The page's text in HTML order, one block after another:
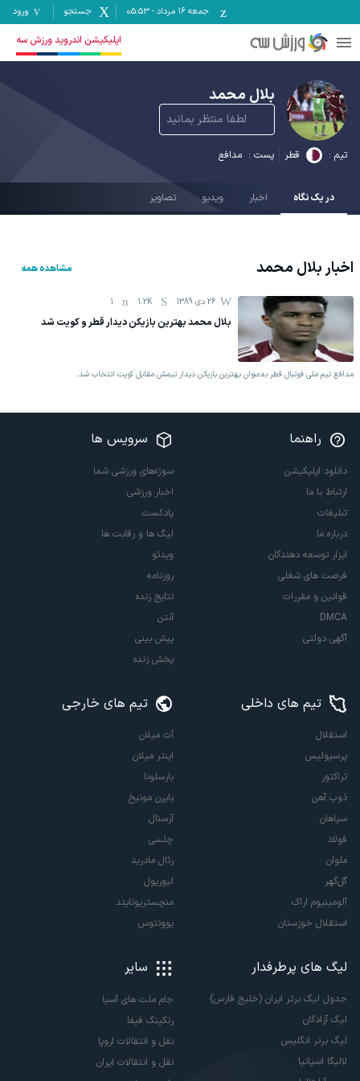
جمعه ۱۶ مرداد -
05:53 جستجو ورود
اپلیکیشن اندروید ورزش سه
بلال محمد
لطفا منتظر بمانید
تیم : قطر پست : مدافع
در یک نگاه اخبار ویدیو تصاویر
اخباربلال محمد مشاهده همه
26 دی 1389 1.2K
1
بلال محمد بهترین بازیكن دیدار قطر و كویت شد
مدافع تیم ملی فوتبال قطر به‌عنوان بهترین بازیکن دیدار تیمش مقابل کویت انتخاب شد.
راهنما
دانلود اپلیکیشن
ارتباط با ما
تبلیغات
درباره ما
ابزار توسعه دهندگان
فرصت های شغلی
قوانین و مقررات
DMCA
آگهی دولتی
سرویس ها
سوژه‌های ورزشی شما
اخبار ورزشی
پادکست
لیگ ها و رقابت ها
ویدئو
روزنامه
نتایج زنده
آنتن
پیش بینی
پخش زنده
تیم های داخلی
استقلال
پرسپولیس
تراکتور
ذوب آهن
سپاهان
فولاد
ملوان
گل‌گهر
آلومینیوم اراک
استقلال خوزستان
تیم های خارجی
آث میلان
اینتر میلان
بارسلونا
بایرن مونیخ
آرسنال
چلسی
رئال مادرید
لیورپول
منچستریونایتد
یوونتوس
لیگ های پرطرفدار
جدول لیگ برتر ایران (خلیج فارس)
لیگ آزادگان
لیگ برتر انگلیس
لالیگا اسپانیا
سایر
جام ملت های آسیا
رنکینگ فیفا
نقل و انتقالات اروپا
نقل و انتقالات ایران